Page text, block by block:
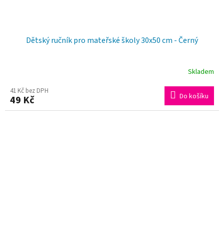
Dětský ručník pro mateřské školy 30x50 cm - Černý
Skladem
41 Kč bez DPH
49 Kč Do košíku